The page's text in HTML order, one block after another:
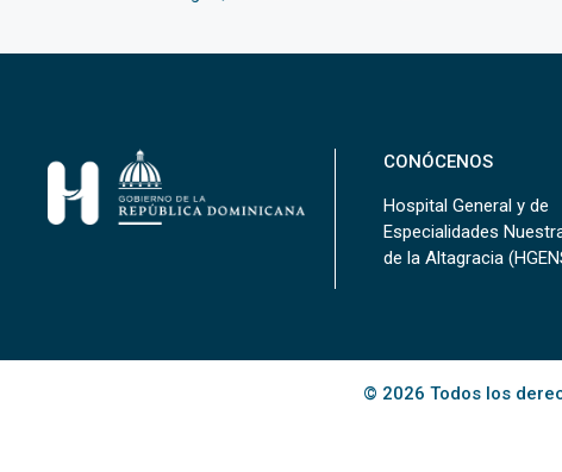
CONÓCENOS
Hospital General y de
Especialidades
de la Altagracia
© 2026 Todos los